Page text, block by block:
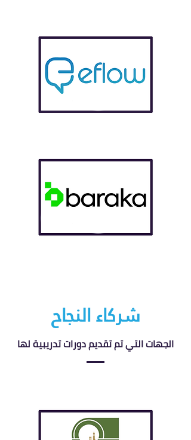
شركاء النجاح
الجهات التي تم تقديم دورات تدريبية لها